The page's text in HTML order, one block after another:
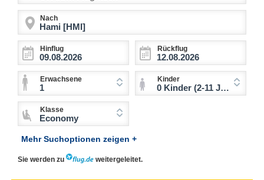
Nach
Hinflug Rückflug
Erwachsene
1
Kinder
0 Kinder (2-11 Jahre)
Klasse
Economy
Mehr Suchoptionen zeigen +
Sie werden zu weitergeleitet.